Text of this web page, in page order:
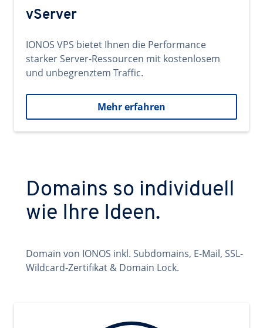
vServer
IONOS VPS bietet Ihnen die Performance
starker Server-Ressourcen mit kostenlosem
und unbegrenztem Traffic.
Mehr erfahren
Domains so individuell
wie Ihre Ideen.
Domain von IONOS inkl. Subdomains, E-Mail, SSL-
Wildcard-Zertifikat & Domain Lock.